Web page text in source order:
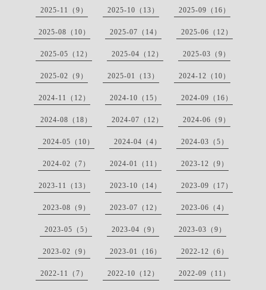
2025-11（9） 2025-10（13） 2025-09（16）
2025-08（10） 2025-07（14） 2025-06（12）
2025-05（12） 2025-04（12） 2025-03（9）
2025-02（9） 2025-01（13） 2024-12（10）
2024-11（12） 2024-10（15） 2024-09（16）
2024-08（18） 2024-07（12） 2024-06（9）
2024-05（10） 2024-04（4） 2024-03（5）
2024-02（7） 2024-01（11） 2023-12（9）
2023-11（13） 2023-10（14） 2023-09（17）
2023-08（9） 2023-07（12） 2023-06（4）
2023-05（5） 2023-04（9） 2023-03（9）
2023-02（9） 2023-01（16） 2022-12（6）
2022-11（7） 2022-10（12） 2022-09（11）